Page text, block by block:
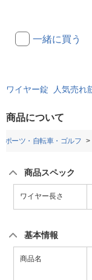
一緒に買う
ワイヤー錠 人気売れ
商品について
ポーツ・自転車・ゴルフ
商品スペック
ワイヤー長さ
基本情報
商品名